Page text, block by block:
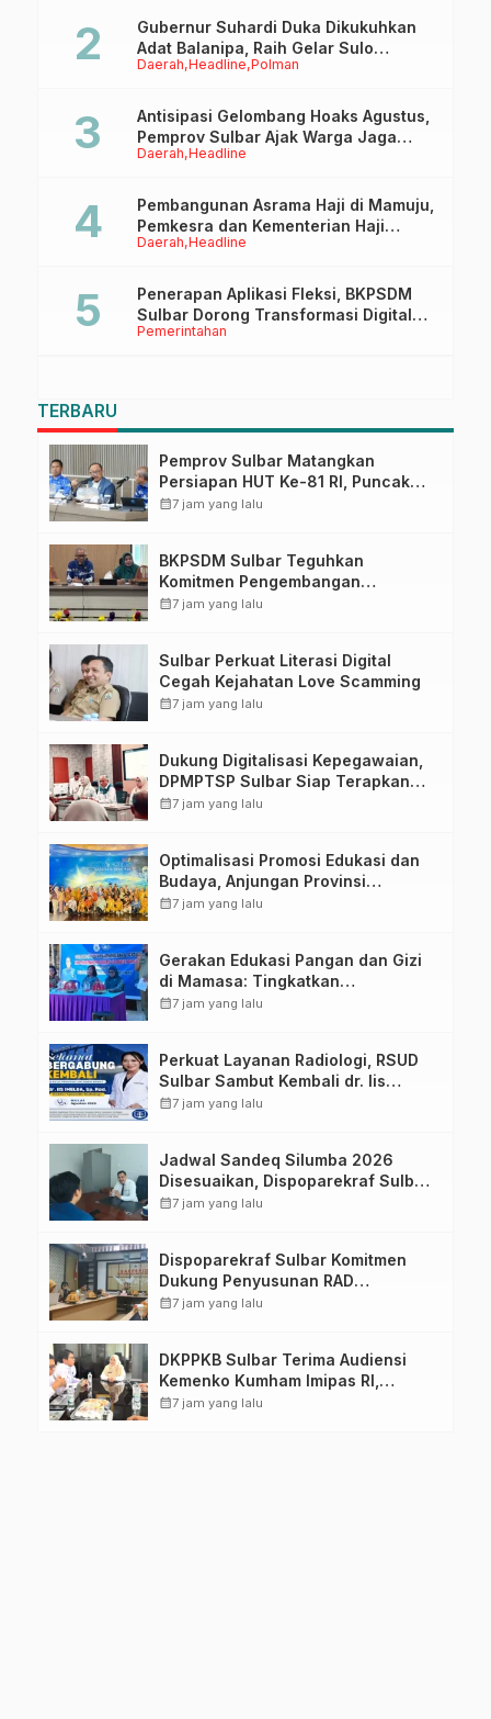
Daerah Headline Polman
Gubernur Suhardi Duka Dikukuhkan
Adat Balanipa, Raih Gelar Sulo
Tappidena
Daerah Headline
Antisipasi Gelombang Hoaks Agustus,
Pemprov Sulbar Ajak Warga Jaga
Ruang Digital
Daerah Headline
Pembangunan Asrama Haji di Mamuju,
Pemkesra dan Kementerian Haji
Sulbar Tinjau Lokasi
Pemerintahan
Penerapan Aplikasi Fleksi, BKPSDM
Sulbar Dorong Transformasi Digital
Sistem Kehadiran ASN
TERBARU
Pemprov Sulbar Matangkan
Persiapan HUT Ke-81 RI, Puncak
Upacara di Lapangan Ahmad
calendar_month7 jam yang lalu
BKPSDM Sulbar Teguhkan
Komitmen Pengembangan
Kompetensi ASN melalui
calendar_month7 jam yang lalu
Sulbar Perkuat Literasi Digital
Cegah Kejahatan Love Scamming
calendar_month7 jam yang lalu
Dukung Digitalisasi Kepegawaian,
DPMPTSP Sulbar Siap Terapkan
Aplikasi FLEKSI ASN
calendar_month7 jam yang lalu
Optimalisasi Promosi Edukasi dan
Budaya, Anjungan Provinsi
Sulawesi Barat Perkuat Kolaborasi
calendar_month7 jam yang lalu
Gerakan Edukasi Pangan dan Gizi
di Mamasa: Tingkatkan
Pengetahuan dan Keterampilan
calendar_month7 jam yang lalu
Perkuat Layanan Radiologi, RSUD
Sulbar Sambut Kembali dr. Iis
Imelda, Sp.Rad
calendar_month7 jam yang lalu
Jadwal Sandeq Silumba 2026
Disesuaikan, Dispoparekraf Sulbar
Pastikan Persiapan Tetap
calendar_month7 jam yang lalu
Dispoparekraf Sulbar Komitmen
Dukung Penyusunan RAD
TPB/SDGs Sulawesi Barat
calendar_month7 jam yang lalu
DKPPKB Sulbar Terima Audiensi
Kemenko Kumham Imipas RI,
Perkuat Pelayanan Kesehatan bagi
calendar_month7 jam yang lalu